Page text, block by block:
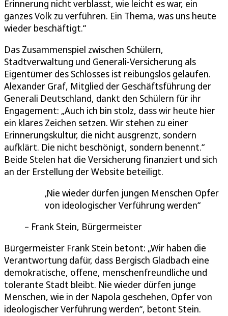
Erinnerung nicht verblasst, wie leicht es war, ein
ganzes Volk zu verführen. Ein Thema, was uns heute
wieder beschäftigt.“
Das Zusammenspiel zwischen Schülern,
Stadtverwaltung und Generali-Versicherung als
Eigentümer des Schlosses ist reibungslos gelaufen.
Alexander Graf, Mitglied der Geschäftsführung der
Generali Deutschland, dankt den Schülern für ihr
Engagement: „Auch ich bin stolz, dass wir heute hier
ein klares Zeichen setzen. Wir stehen zu einer
Erinnerungskultur, die nicht ausgrenzt, sondern
aufklärt. Die nicht beschönigt, sondern benennt.“
Beide Stelen hat die Versicherung finanziert und sich
an der Erstellung der Website beteiligt.
Nie wieder dürfen jungen Menschen Opfer
von ideologischer Verführung werden
Frank Stein, Bürgermeister
Bürgermeister Frank Stein betont: „Wir haben die
Verantwortung dafür, dass Bergisch Gladbach eine
demokratische, offene, menschenfreundliche und
tolerante Stadt bleibt. Nie wieder dürfen junge
Menschen, wie in der Napola geschehen, Opfer von
ideologischer Verführung werden“, betont Stein.